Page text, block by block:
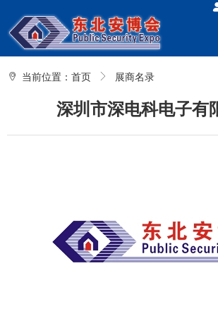
当前位置： 首页 展商名录
深圳市深电科电子有